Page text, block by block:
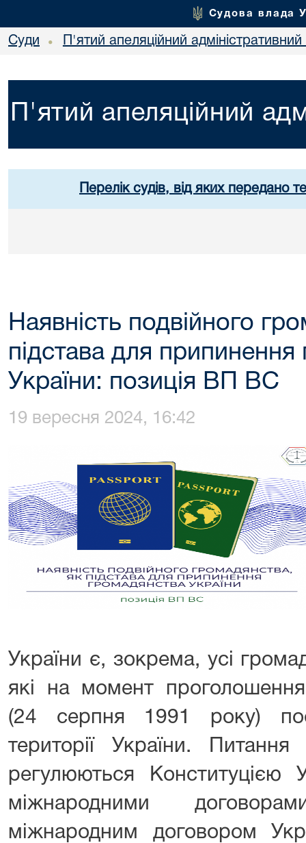
Судова влада
Суди • П'ятий апеляційний адміністративний
П'ятий апеляційний
Перелік судів, від яких передано
Наявність подвійного
підстава для
України: позиція ВП ВС
19 вересня 2024, 16:42
України є, зокрема, усі
які на момент проголошення
(24 серпня 1991 року)
території України. Питання
регулюються Конституцією
міжнародними
міжнародним договором